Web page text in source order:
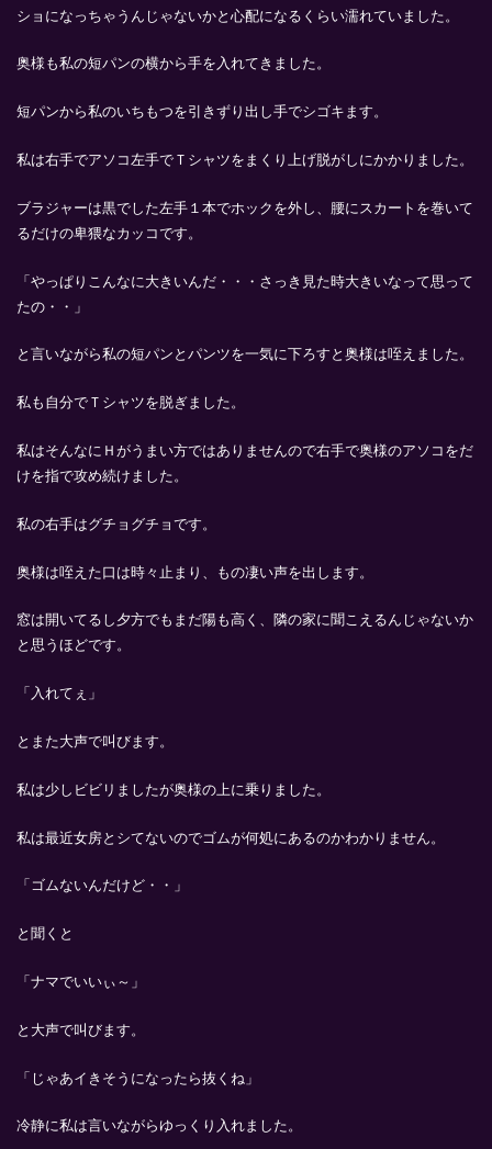
ショになっちゃうんじゃないかと心配になるくらい濡れていました。
奥様も私の短パンの横から手を入れてきました。
短パンから私のいちもつを引きずり出し手でシゴキます。
私は右手でアソコ左手でＴシャツをまくり上げ脱がしにかかりました。
ブラジャーは黒でした左手１本でホックを外し、腰にスカートを巻いて
るだけの卑猥なカッコです。
「やっぱりこんなに大きいんだ・・・さっき見た時大きいなって思って
たの・・」
と言いながら私の短パンとパンツを一気に下ろすと奥様は咥えました。
私も自分でＴシャツを脱ぎました。
私はそんなにＨがうまい方ではありませんので右手で奥様のアソコをだ
けを指で攻め続けました。
私の右手はグチョグチョです。
奥様は咥えた口は時々止まり、もの凄い声を出します。
窓は開いてるし夕方でもまだ陽も高く、隣の家に聞こえるんじゃないか
と思うほどです。
「入れてぇ」
とまた大声で叫びます。
私は少しビビリましたが奥様の上に乗りました。
私は最近女房とシてないのでゴムが何処にあるのかわかりません。
「ゴムないんだけど・・」
と聞くと
「ナマでいいぃ～」
と大声で叫びます。
「じゃあイきそうになったら抜くね」
冷静に私は言いながらゆっくり入れました。